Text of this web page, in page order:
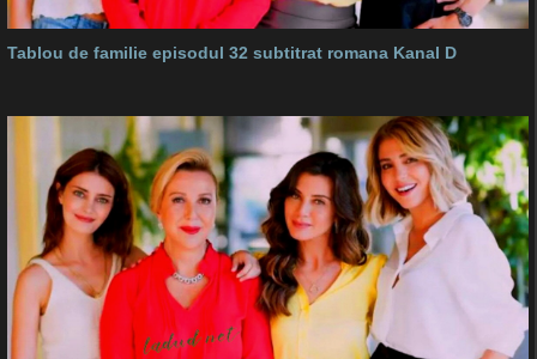
Tablou de familie episodul 32 subtitrat romana Kanal D